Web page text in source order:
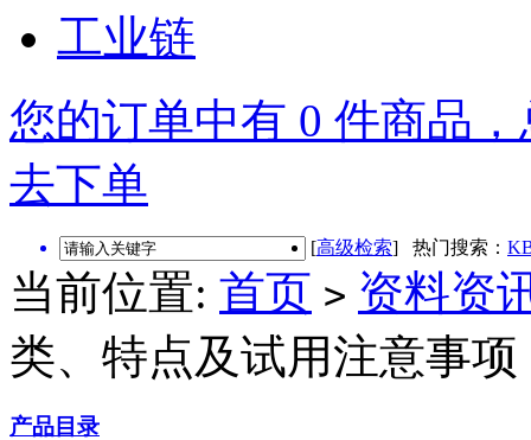
工业链
您的订单中有 0 件商品
去下单
[高级检索] 热门搜索：
当前位置: 首页 > 资料资
类、特点及试用注意事项
产品目录